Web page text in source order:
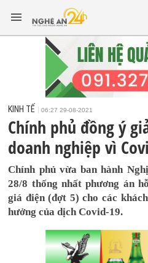
KINH TẾ 06:27 29-08-2021
Chính phủ đồng ý
doanh nghiệp vì
Chính phủ vừa ban hành
28/8 thống nhất phương án
giá điện (đợt 5) cho các
hưởng của dịch Covid-19.